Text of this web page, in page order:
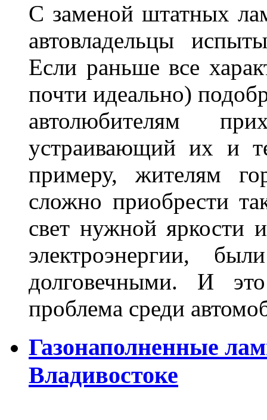
С заменой штатных
автовладельцы
Если раньше все
почти идеально)
автолюбителям
устраивающий их и
примеру, жителям
сложно приобрести
свет нужной яркости
электроэнергии,
долговечными. И
проблема среди
Газонаполненные
Владивостоке